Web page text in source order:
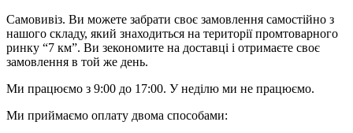
Самовивіз. Ви можете забрати своє замовлення самостійно з
нашого складу, який знаходиться на території промтоварного
ринку “7 км”. Ви зекономите на доставці і отримаєте своє
замовлення в той же день.
Ми працюємо з 9:00 до 17:00. У неділю ми не працюємо.
Ми приймаємо оплату двома способами: